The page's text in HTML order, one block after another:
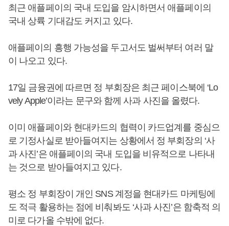
최근 애플페이의 국내 도입을 암시하면서 애플페이의
국내 상륙 기대감도 커지고 있다.
애플페이의 흥행 가능성을 두고서도 벌써부터 여러 말
이 나오고 있다.
17일 금융권에 따르면 정 부회장은 최근 페이스북에 ‘Lo
vely Apple’이라는 문구와 함께 사과 사진을 올렸다.
이미 애플페이와 현대카드의 협력이 카드업계를 중심으
로 기정사실로 받아들여지는 상황에서 정 부회장의 ‘사
과 사진’은 애플페이의 국내 도입을 비유적으로 나타내
는 것으로 받아들여지고 있다.
평소 정 부회장이 개인 SNS 계정을 현대카드 마케팅에
도 적극 활용하는 점에 비춰봐도 ‘사과 사진’은 함축적 의
미로 다가올 수밖에 없다.